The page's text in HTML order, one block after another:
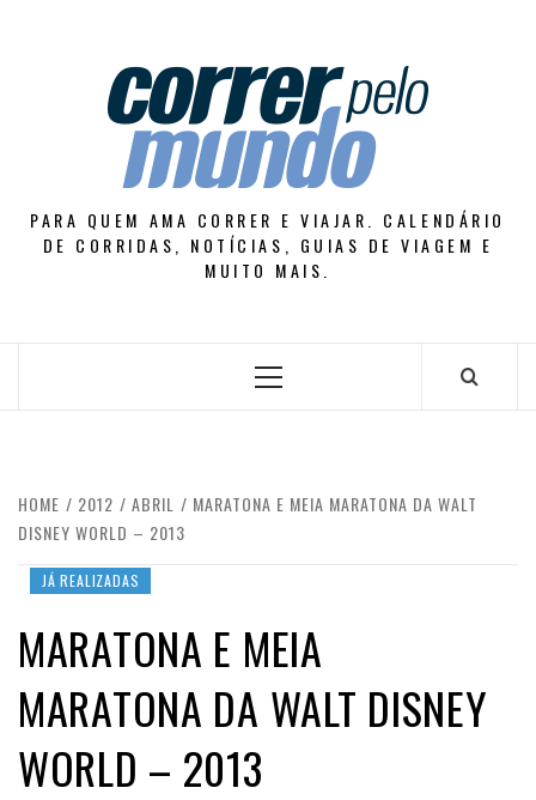
PARA QUEM AMA CORRER E VIAJAR. CALENDÁRIO
DE CORRIDAS, NOTÍCIAS, GUIAS DE VIAGEM E
MUITO MAIS.
Primary
HOME 2012 ABRIL
MARATONA E MEIA MARATONA DA WALT
DISNEY WORLD – 2013
JÁ REALIZADAS
MARATONA E MEIA
MARATONA DA WALT DISNEY
WORLD – 2013